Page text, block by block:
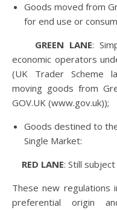
Goods moved from
for end use or
GREEN LANE:
economic operators
(UK Trader Scheme
moving goods from
GOV.UK (www.gov.uk));
Goods destined to
Single Market:
RED LANE: Still
These new regulations
preferential origin